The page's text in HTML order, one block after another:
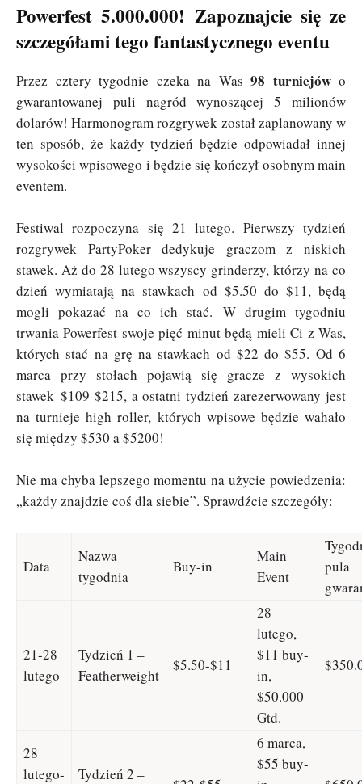
Powerfest 5.000.000! Zapoznajcie się ze
szczegółami tego fantastycznego eventu
Przez cztery tygodnie czeka na Was 98 turniejówo
gwarantowanej puli nagród wynoszącej 5 milionów
dolarów! Harmonogram rozgrywek został zaplanowany w
ten sposób, że każdy tydzień będzie odpowiadał innej
wysokości wpisowego i będzie się kończył osobnym main
eventem.
Festiwal rozpoczyna się 21 lutego. Pierwszy tydzień
rozgrywek PartyPoker dedykuje graczom z niskich
stawek. Aż do 28 lutego wszyscy grinderzy, którzy na co
dzień wymiatają na stawkach od $5.50 do $11, będą
mogli pokazać na co ich stać. W drugim tygodniu
trwania Powerfest swoje pięć minut będą mieli Ci z Was,
których stać na grę na stawkach od $22 do $55. Od 6
marca przy stołach pojawią się gracze z wysokich
stawek $109-$215, a ostatni tydzień zarezerwowany jest
na turnieje high roller, których wpisowe będzie wahało
się między $530 a $5200!
Nie ma chyba lepszego momentu na użycie powiedzenia:
„każdy znajdzie coś dla siebie”. Sprawdźcie szczegóły:
Data
Nazwa
tygodnia
Buy-in
Main
Event
pula
21-28
lutego
Tydzień 1 –
Featherweight
$5.50-$11
28
lutego,
$11 buy-
in,
$50.000
Gtd.
28
lutego-
Tydzień 2 –
6 marca,
$55 buy-